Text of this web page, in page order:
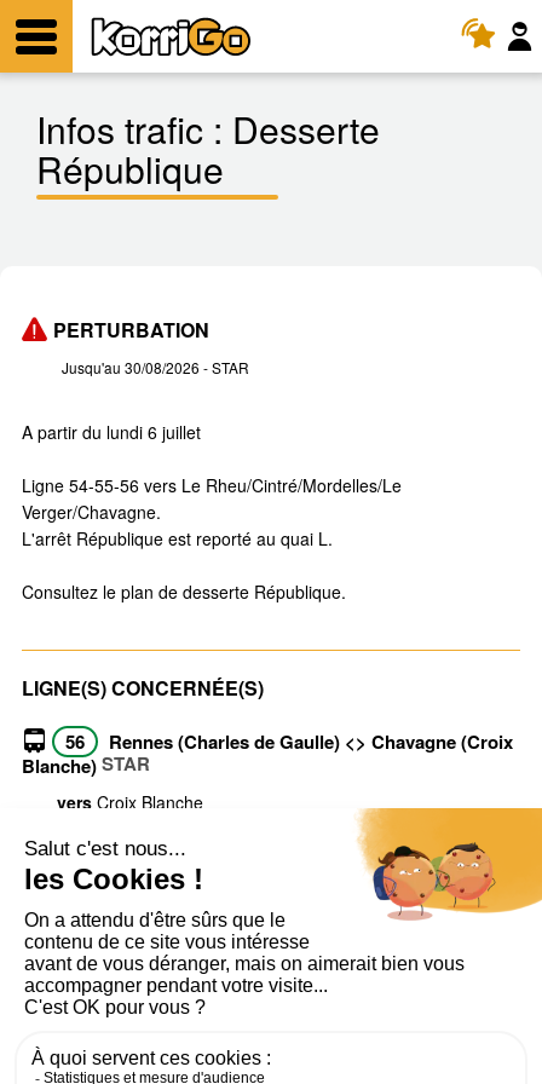
Menu
Infos trafic : Desserte
République
PERTURBATION
Jusqu'au 30/08/2026 - STAR
A partir du lundi 6 juillet
Ligne 54-55-56 vers Le Rheu/Cintré/Mordelles/Le
Verger/Chavagne.
L'arrêt République est reporté au quai L.
Consultez le plan de desserte République.
LIGNE(S) CONCERNÉE(S)
56
Rennes (Charles de Gaulle) <> Chavagne (Croix
Blanche)STAR
vers Croix Blanche
Voir toutes les infos trafic